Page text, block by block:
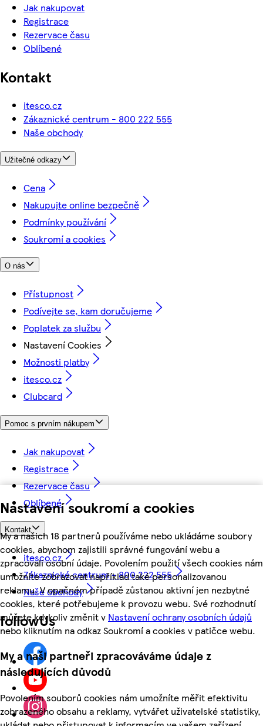
Nastavení soukromí a cookies
My a našich 18 partnerů používáme nebo ukládáme soubory
cookies, abychom zajistili správné fungování webu a
zpracovali osobní údaje. Povolením použití všech cookies nám
umožníte zobrazovat například také personalizovanou
reklamu. V opačném případě zůstanou aktivní jen nezbytné
cookies, které potřebujeme k provozu webu. Své rozhodnutí
můžete kdykoliv změnit v Nastavení ochrany osobních údajů
nebo kliknutím na odkaz Soukromí a cookies v patičce webu.
My a naši partneři zpracováváme údaje z
následujících důvodů
Povolením souborů cookies nám umožníte měřit efektivitu
zobrazeného obsahu a reklamy, vytvářet uživatelské statistiky,
Jak nakupovat
Registrace
Rezervace času
Oblíbené
Kontakt
itesco.cz
Zákaznické centrum - 800 222 555
Naše obchody
Užitečné odkazy
Cena
Nakupujte online bezpečně
Podmínky používání
Soukromí a cookies
O nás
Přístupnost
Podívejte se, kam doručujeme
Poplatek za službu
Nastavení Cookies
Možnosti platby
itesco.cz
Clubcard
Pomoc s prvním nákupem
Jak nakupovat
Registrace
Rezervace času
Oblíbené
Kontakt
itesco.cz
Zákaznické centrum - 800 222 555
Naše obchody
followUs